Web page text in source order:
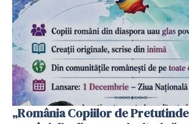
„România Copiilor de